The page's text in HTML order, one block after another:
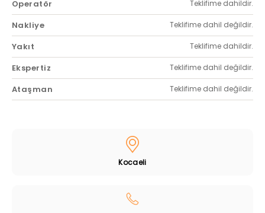
Operatör
Teklifime dahildir.
Nakliye Teklifime dahil değildir.
Yakıt Teklifime dahildir.
Ekspertiz Teklifime dahil değildir.
Ataşman Teklifime dahil değildir.
Kocaeli